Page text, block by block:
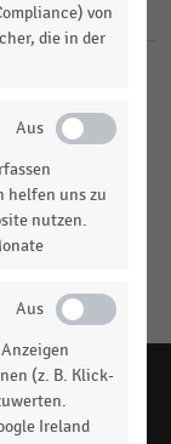
Profil
Deutschland
|STATISTIK
im deutschen
von
die in der
helfen uns zu
nutzen.
(z. B. Klick-
Ireland